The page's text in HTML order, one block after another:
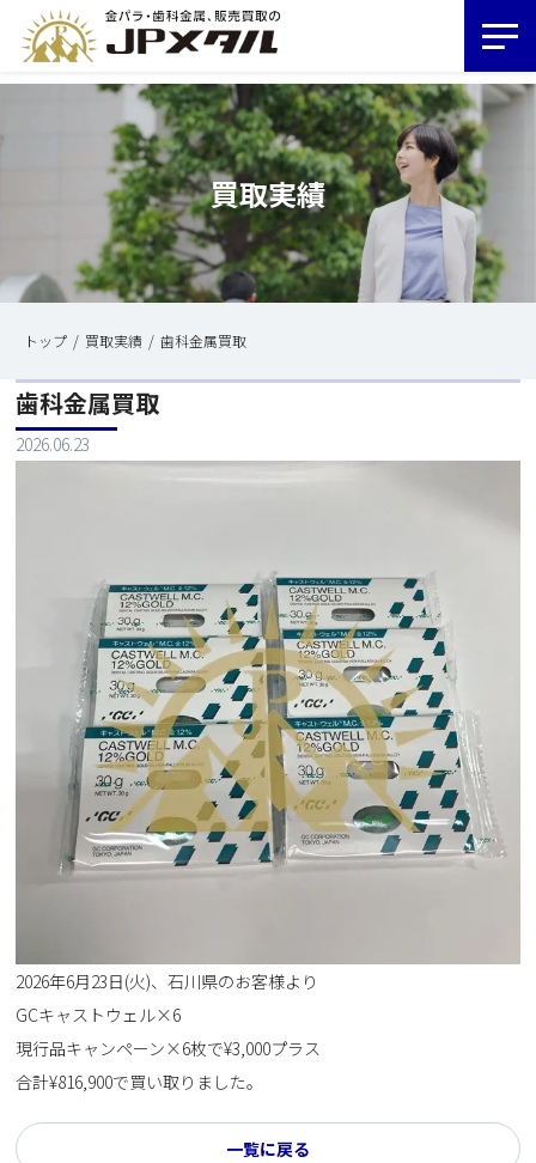
買取実績
トップ 買取実績 歯科金属買取
歯科金属買取
2026.06.23
2026年6月23日(火)、石川県のお客様より
GCキャストウェル×6
現行品キャンペーン×6枚で¥3,000プラス
合計¥816,900で買い取りました。
一覧に戻る